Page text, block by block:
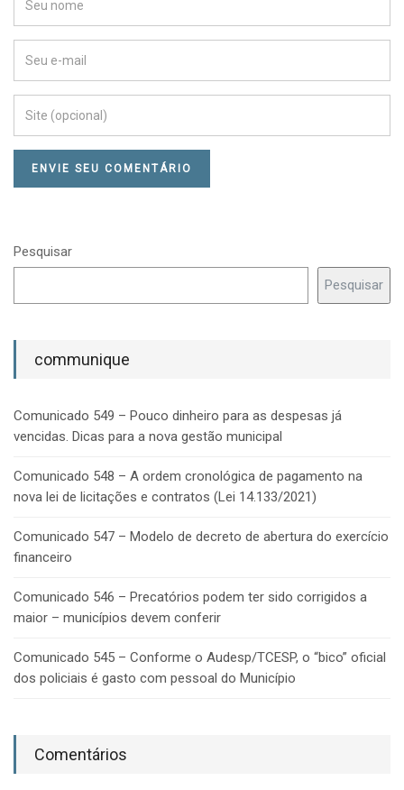
Pesquisar
Pesquisar
communique
Comunicado 549 – Pouco dinheiro para as despesas já
vencidas. Dicas para a nova gestão municipal
Comunicado 548 – A ordem cronológica de pagamento na
nova lei de licitações e contratos (Lei 14.133/2021)
Comunicado 547 – Modelo de decreto de abertura do exercício
financeiro
Comunicado 546 – Precatórios podem ter sido corrigidos a
maior – municípios devem conferir
Comunicado 545 – Conforme o Audesp/TCESP, o “bico” oficial
dos policiais é gasto com pessoal do Município
Comentários